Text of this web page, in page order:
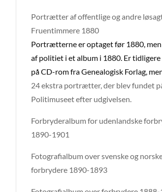
Portrætter af offentlige og andre
Fruentimmere 1880
Portrætterne er optaget før 1880,
af politiet i et album i 1880. Er
på CD-rom fra Genealogisk Forlag,
24 ekstra portrætter, der blev fundet
Politimuseet efter udgivelsen.
Forbryderalbum for udenlandske
1890-1901
Fotografialbum over svenske og
forbrydere 1890-1893